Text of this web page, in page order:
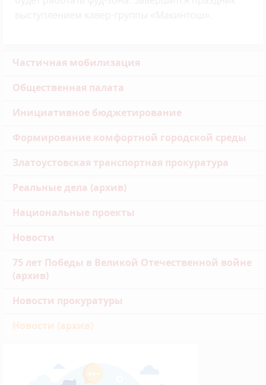
Частичная мобилизация
Общественная палата
Инициативное бюджетирование
Формирование комфортной городской среды
Златоустовская транспортная прокуратура
Реальные дела (архив)
Национальные проекты
Новости
75 лет Победы в Великой Отечественной войне
(архив)
Новости прокуратуры
Новости (архив)